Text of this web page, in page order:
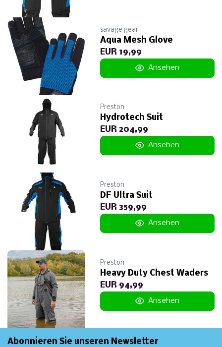
savage gear
Aqua Mesh Glove
EUR 19,99
Ansehen
Preston
Hydrotech Suit
EUR 204,99
Ansehen
Preston
DF Ultra Suit
EUR 359,99
Ansehen
Preston
Heavy Duty Chest Waders
EUR 94,99
Ansehen
Abonnieren Sie unseren Newsletter